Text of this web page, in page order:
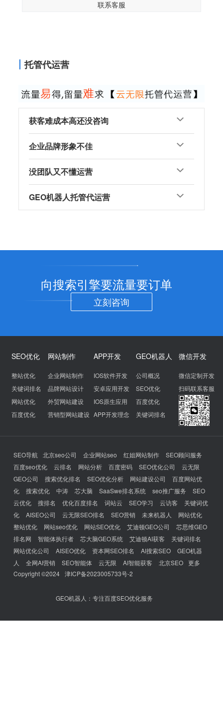
联系客服
托管代运营
获客难成本高还没咨询
企业品牌形象不佳
没团队又不懂运营
GEO机器人托管代运营
向搜索引擎要流量要订单
立刻咨询
SEO优化
整站优化
关键词排名
网站优化
百度优化
网站制作
企业网站制作
品牌网站设计
外贸网站建设
营销型网站建设
APP开发
IOS软件开发
安卓应用开发
IOS原生应用
APP开发理念
GEO机器人
公司概况
SEO优化
百度优化
关键词排名
微信开发
微信定制开发
扫码联系客服
SEO导航 北京seo公司 企业网站seo 红姐网站制作
SEO顾问服务
百度seo优化
云排名 网站分析 百度密码 SEO优化公司
云无限
GEO公司
搜索优化排名 SEO优化分析 网站建设公司
百度网站优
化
搜索优化 中涛 芯大脑 SaaSwe排名系统 seo推广服务
SEO
云优化
搜排名 优化百度排名 词站云 SEO学习 云访客
关键词优
化
AISEO公司 云无限SEO排名 SEO营销 未来机器人
网站优化
整站优化
网站seo优化 网站SEO优化 艾迪顿GEO公司
芯思维GEO
排名网
智能体执行者 芯大脑GEO系统 艾迪顿AI获客
关键词排名
网站优化公司
AISEO优化 资本网SEO排名 AI搜索SEO
GEO机器
人
全网AI营销 SEO智能体 云无限 AI智能获客 北京SEO 更多
Copyright ©2024 津ICP备2023005733号-2
GEO机器人：专注百度SEO优化服务